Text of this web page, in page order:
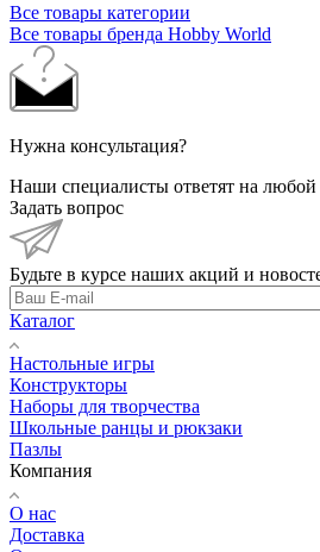
Все товары категории
Все товары бренда Hobby World
Нужна консультация?
Наши специалисты ответят на
Задать вопрос
Будьте в курсе наших акций и
Каталог
Настольные игры
Конструкторы
Наборы для творчества
Школьные ранцы и рюкзаки
Пазлы
Компания
О нас
Доставка